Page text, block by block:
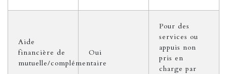
Aide
financière de
mutuelle/complémentaire
Oui
Pour des
services ou
appuis non
pris en
charge par